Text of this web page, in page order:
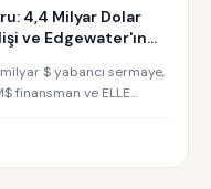
4,4 Milyar Dolar
ve Edgewater'ın
$ yabancı sermaye,
finansman ve ELLE